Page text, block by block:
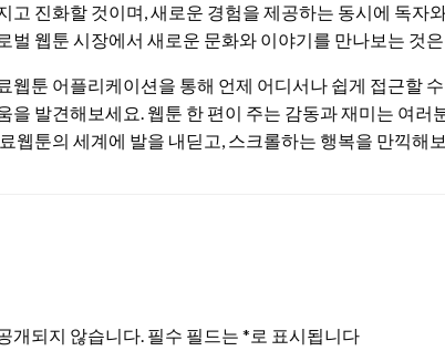
고 진화할 것이며, 새로운 경험을 제공하는 동시에 독자
벌 웹툰 시장에서 새로운 문화와 이야기를 만나보는 것
웹툰 어플리케이션을 통해 언제 어디서나 쉽게 접근할
을 발견해보세요. 웹툰 한 편이 주는 감동과 재미는 여러
웹툰의 세계에 발을 내딛고, 스크롤하는 행복을 만끽해
개되지 않습니다. 필수 필드는 *로 표시됩니다